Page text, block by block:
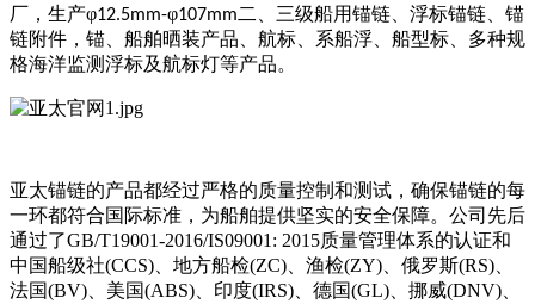
厂，生产φ12.5mm-φ107mm二、三级船用锚链、浮标锚链、锚
链附件，锚、船舶晒装产品、航标、系船浮、船型标、多种规
格海洋监测浮标及航标灯等产品。
亚太锚链的产品都经过严格的质量控制和测试，确保锚链的每
一环都符合国际标准，为船舶提供坚实的安全保障。 公司先后
通过了GB/T19001-2016/IS09001: 2015质量管理体系的认证和
中国船级社(CCS)、地方船检(ZC)、渔检(ZY)、俄罗斯(RS)、
法国(BV)、美国(ABS)、印度(IRS)、德国(GL)、挪威(DNV)、